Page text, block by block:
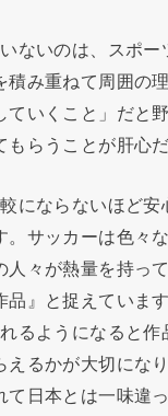
ないのは、スポ
み重ねて周囲の
いくこと」だと
らうことが肝心だ
にならないほど
サッカーは色々
々が熱量を持っ
』と捉えていま
るようになると作
えるかが大切にな
日本とは一味違